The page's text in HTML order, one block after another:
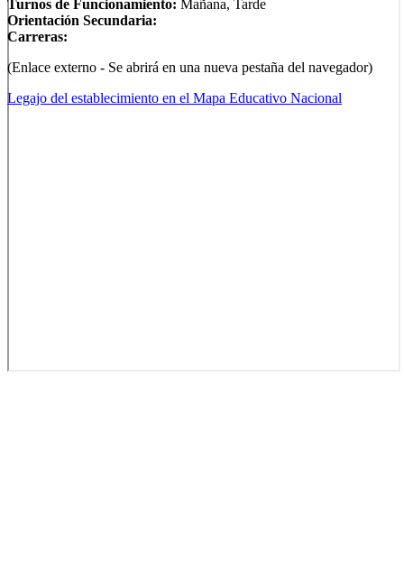
Turnos de Funcionamiento: Mañana, Tarde
Orientación Secundaria:
Carreras:
(Enlace externo - Se abrirá en una nueva pestaña del navegador)
Legajo del establecimiento en el Mapa Educativo Nacional